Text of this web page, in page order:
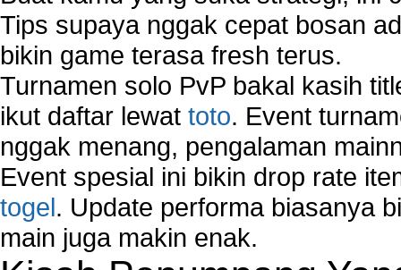
Tips supaya nggak cepat bosan
bikin game terasa fresh terus.
Turnamen solo PvP bakal kasih
ikut daftar lewat toto. Event
nggak menang, pengalaman
Event spesial ini bikin drop rate
togel. Update performa biasanya
main juga makin enak.